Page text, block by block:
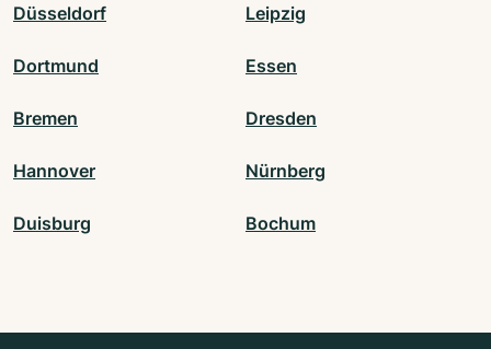
Düsseldorf Leipzig
Dortmund Essen
Bremen Dresden
Hannover Nürnberg
Duisburg Bochum